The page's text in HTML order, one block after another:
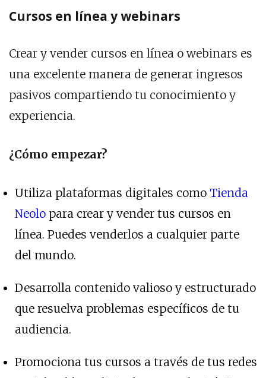
Cursos en línea y webinars
Crear y vender cursos en línea o webinars es
una excelente manera de generar ingresos
pasivos compartiendo tu conocimiento y
experiencia.
¿Cómo empezar?
Utiliza plataformas digitales como Tienda
Neolo para crear y vender tus cursos en
línea. Puedes venderlos a cualquier parte
del mundo.
Desarrolla contenido valioso y estructurado
que resuelva problemas específicos de tu
audiencia.
Promociona tus cursos a través de tus redes